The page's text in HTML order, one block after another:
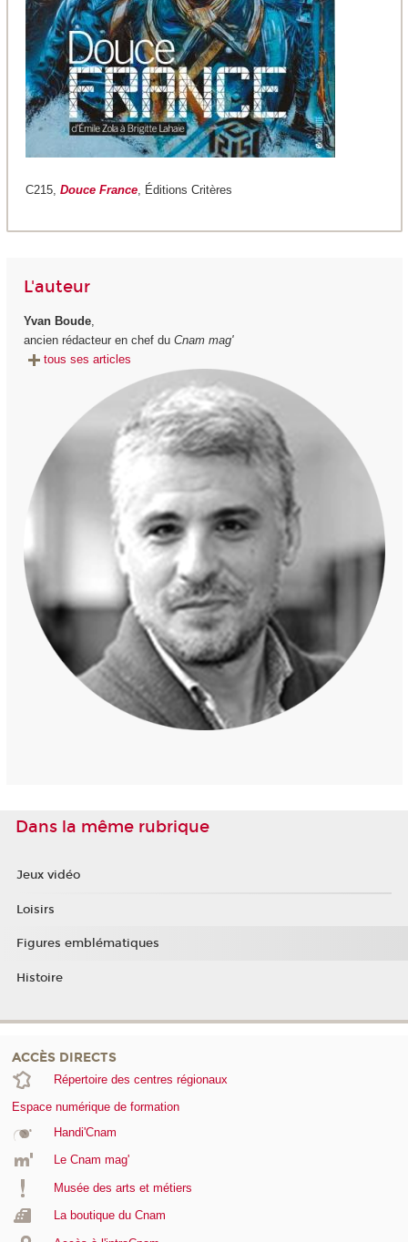
C215, Douce France, Éditions Critères
L'auteur
Yvan Boude,
ancien rédacteur en chef du Cnam mag'
tous ses articles
Dans la même rubrique
Jeux vidéo
Loisirs
Figures emblématiques
Histoire
ACCÈS DIRECTS
Répertoire des centres régionaux
Espace numérique de formation
Handi'Cnam
Le Cnam mag'
Musée des arts et métiers
La boutique du Cnam